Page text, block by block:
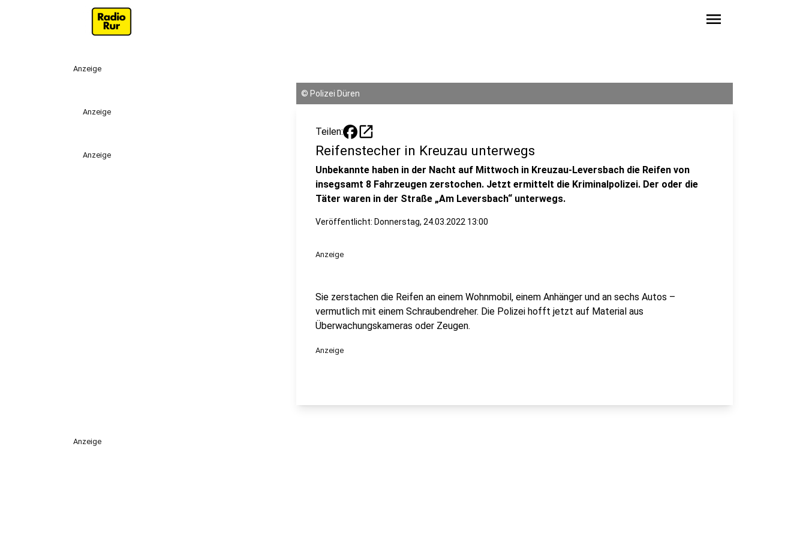
menu
Anzeige
Anzeige
Anzeige
© Polizei Düren
Teilen: open_in_new
Reifenstecher in Kreuzau unterwegs
Unbekannte haben in der Nacht auf Mittwoch in Kreuzau-Leversbach die Reifen von
insegsamt 8 Fahrzeugen zerstochen. Jetzt ermittelt die Kriminalpolizei. Der oder die
Täter waren in der Straße „Am Leversbach“ unterwegs.
Veröffentlicht: Donnerstag, 24.03.2022 13:00
Anzeige
Sie zerstachen die Reifen an einem Wohnmobil, einem Anhänger und an sechs Autos –
vermutlich mit einem Schraubendreher. Die Polizei hofft jetzt auf Material aus
Überwachungskameras oder Zeugen.
Anzeige
Anzeige